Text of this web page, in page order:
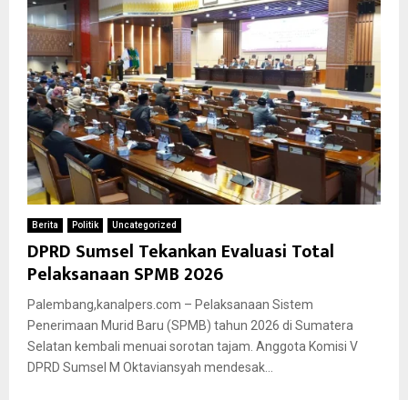
Berita Politik Uncategorized
DPRD Sumsel Tekankan Evaluasi Total
Pelaksanaan SPMB 2026
Palembang,kanalpers.com – Pelaksanaan Sistem
Penerimaan Murid Baru (SPMB) tahun 2026 di Sumatera
Selatan kembali menuai sorotan tajam. Anggota Komisi V
DPRD Sumsel M Oktaviansyah mendesak...